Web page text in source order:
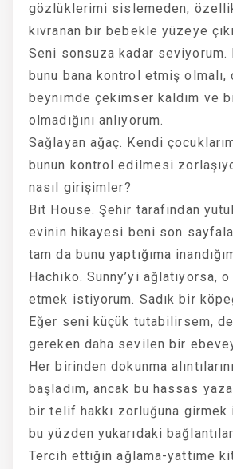
gözlüklerimi sislemeden,
kıvranan bir bebekle yüzeye
Seni sonsuza kadar seviyorum.
bunu bana kontrol etmiş olmalı,
beynimde çekimser kaldım ve
olmadığını anlıyorum.
Sağlayan ağaç. Kendi
bunun kontrol edilmesi
nasıl girişimler?
Bit House. Şehir tarafından
evinin hikayesi beni son
tam da bunu yaptığıma
Hachiko. Sunny’yi ağlatıyorsa,
etmek istiyorum. Sadık bir
Eğer seni küçük tutabilirsem,
gereken daha sevilen bir
Her birinden dokunma
başladım, ancak bu hassas
bir telif hakkı zorluğuna girmek
bu yüzden yukarıdaki
Tercih ettiğin ağlama-yattime